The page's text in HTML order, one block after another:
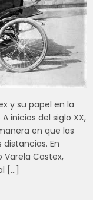
y su papel en la
inicios del siglo XX,
en que las
En
Varela Castex,
[…]